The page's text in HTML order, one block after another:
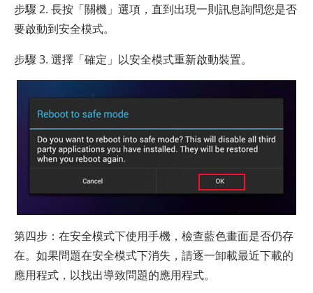
步驟 2. 長按「關機」選項，直到出現一則訊息詢問您是否
要啟動到安全模式。
步驟 3. 選擇「確定」以安全模式重新啟動裝置。
第四步：在安全模式下使用手機，檢查藍色畫面是否仍存
在。如果問題在安全模式下消失，請逐一卸載最近下載的
應用程式，以找出導致問題的應用程式。